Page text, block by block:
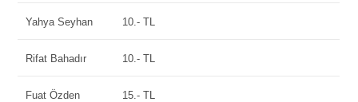
Yahya Seyhan 10.- TL
Rifat Bahadır 10.- TL
Fuat Özden 15.- TL